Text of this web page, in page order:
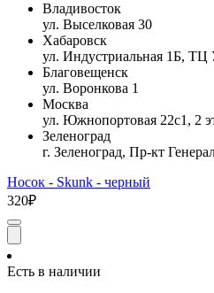
Владивосток
ул. Выселковая 30
Хабаровск
ул. Индустриальная 1Б,
Благовещенск
ул. Воронкова 1
Москва
ул. Южнопортовая 22с1, 2
Зеленоград
г. Зеленоград, Пр-кт
Носок - Skunk - черный
320₽
Есть в наличии